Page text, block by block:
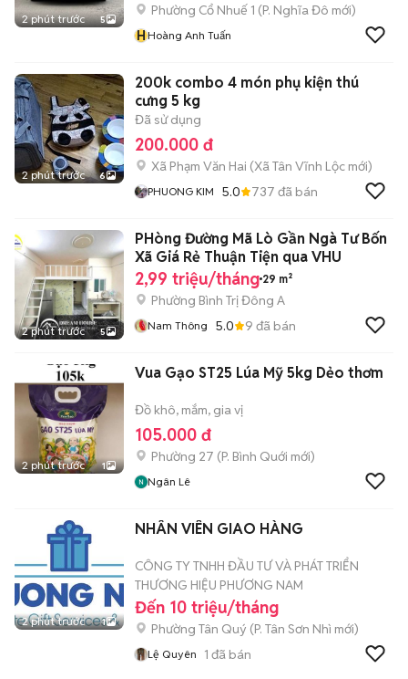
2 phút trước 5
Phường Cổ Nhuế 1 (P. Nghĩa Đô mới)
HHoàng Anh Tuấn
2 phút trước 6
200k combo 4 món phụ kiện thú
cưng 5 kg
Đã sử dụng
200.000 đ
Xã Phạm Văn Hai (Xã Tân Vĩnh Lộc mới)
PHUONG KIM 5.0 737 đã bán
2 phút trước 5
PHòng Đường Mã Lò Gần Ngà Tư Bốn
Xã Giá Rẻ Thuận Tiện qua VHU
2,99 triệu/tháng 29 m²
Phường Bình Trị Đông A
Nam Thông 5.0 9 đã bán
2 phút trước 1
Vua Gạo ST25 Lúa Mỹ 5kg Dẻo thơm
Đồ khô, mắm, gia vị
105.000 đ
Phường 27 (P. Bình Quới mới)
Ngân Lê
2 phút trước 1
NHÂN VIÊN GIAO HÀNG
CÔNG TY TNHH ĐẦU TƯ VÀ PHÁT TRIỂN
THƯƠNG HIỆU PHƯƠNG NAM
Đến 10 triệu/tháng
Phường Tân Quý (P. Tân Sơn Nhì mới)
Lệ Quyên 1 đã bán